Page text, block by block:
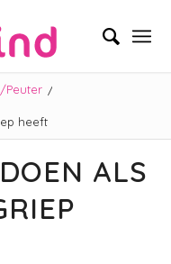
Peuter /
heeft
ALS